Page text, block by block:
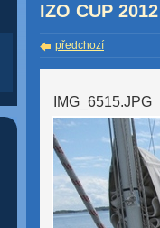
IZO CUP 2012
předchozí
IMG_6515.JPG